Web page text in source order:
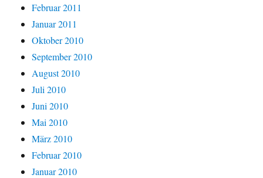
Februar 2011
Januar 2011
Oktober 2010
September 2010
August 2010
Juli 2010
Juni 2010
Mai 2010
März 2010
Februar 2010
Januar 2010